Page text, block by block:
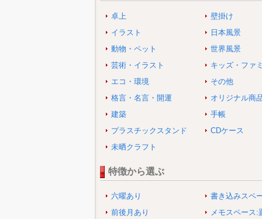
卓上
壁掛け
イラスト
日本風景
動物・ペット
世界風景
芸術・イラスト
キッズ・ファ
エコ・環境
その他
格言・名言・開運
オリジナル商
建築
手帳
プラスチックスタンド
CDケース
未晒クラフト
特徴から選ぶ
六曜あり
書き込みスペ
前後月あり
メモスペース: